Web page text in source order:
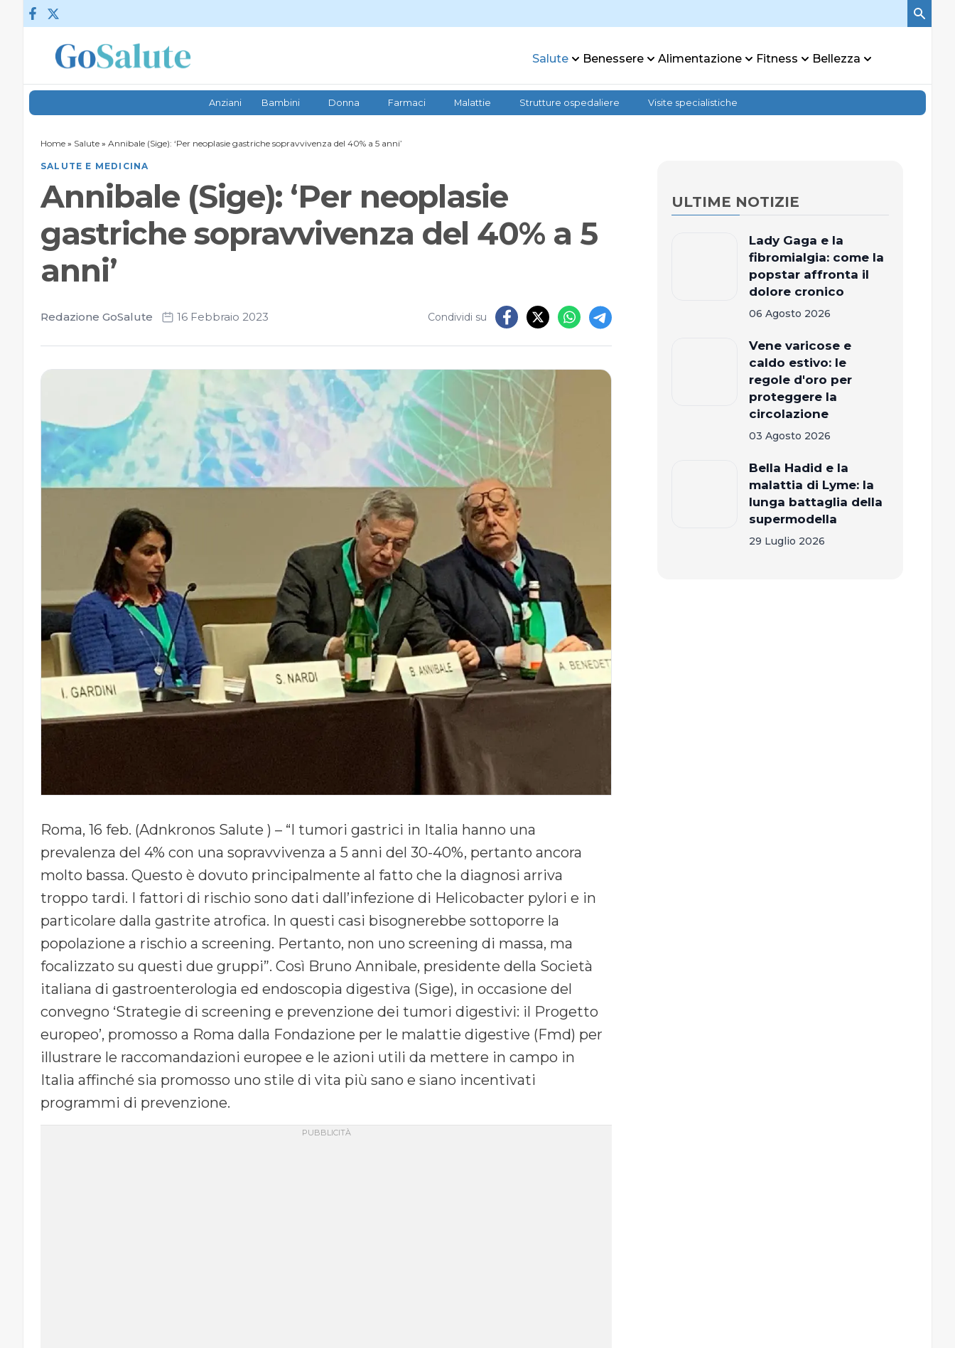
Vai al contenuto
Salute Benessere Alimentazione Fitness Bellezza
Anziani Bambini Donna Farmaci Malattie Strutture ospedaliere Visite specialistiche
Home » Salute » Annibale (Sige): ‘Per neoplasie gastriche sopravvivenza del 40% a 5 anni’
SALUTE E MEDICINA
Annibale (Sige): ‘Per neoplasie
gastriche sopravvivenza del 40% a 5
anni’
Redazione GoSalute 16 Febbraio 2023 Condividi su
Roma, 16 feb. (Adnkronos Salute ) – “I tumori gastrici in Italia hanno una
prevalenza del 4% con una sopravvivenza a 5 anni del 30-40%, pertanto ancora
molto bassa. Questo è dovuto principalmente al fatto che la diagnosi arriva
troppo tardi. I fattori di rischio sono dati dall’infezione di Helicobacter pylori e in
particolare dalla gastrite atrofica. In questi casi bisognerebbe sottoporre la
popolazione a rischio a screening. Pertanto, non uno screening di massa, ma
focalizzato su questi due gruppi”. Così Bruno Annibale, presidente della Società
italiana di gastroenterologia ed endoscopia digestiva (Sige), in occasione del
convegno ‘Strategie di screening e prevenzione dei tumori digestivi: il Progetto
europeo’, promosso a Roma dalla Fondazione per le malattie digestive (Fmd) per
illustrare le raccomandazioni europee e le azioni utili da mettere in campo in
Italia affinché sia promosso uno stile di vita più sano e siano incentivati
programmi di prevenzione.
ULTIME NOTIZIE
Lady Gaga e la
fibromialgia: come la
popstar affronta il
dolore cronico
06 Agosto 2026
Vene varicose e
caldo estivo: le
regole d'oro per
proteggere la
circolazione
03 Agosto 2026
Bella Hadid e la
malattia di Lyme: la
lunga battaglia della
supermodella
29 Luglio 2026